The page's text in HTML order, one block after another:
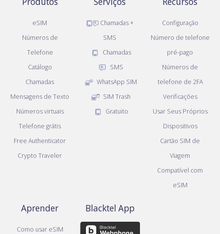
eSIM
Números de
Telefone
Catálogo
Chamadas
Mensagens de Texto
Números virtuais
Telefone grátis
Free Authenticator
Crypto Traveler
Chamadas +
SMS
Chamadas
SMS
WhatsApp SIM
SIM Trash
Gratuito
Configuração
Número de telefone
pré-pago
Números de
telefone de 2FA
Verificações
Usar Seus Próprios
Dispositivos
Cartão SIM de
Viagem
Compatível com
eSIM
Aprender
Como usar eSIM
Blacktel App